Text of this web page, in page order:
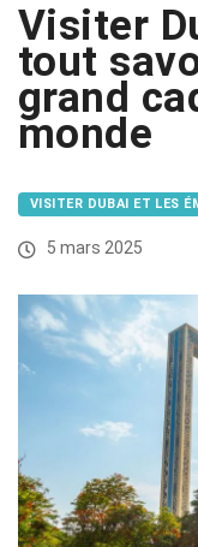
Visiter
tout
grand
monde
VISITER DUBAI ET LES
5 mars 2025